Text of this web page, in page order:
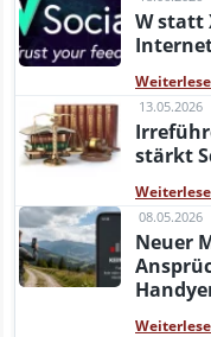
W statt
13.05.2026
stärkt
08.05.2026
Neuer